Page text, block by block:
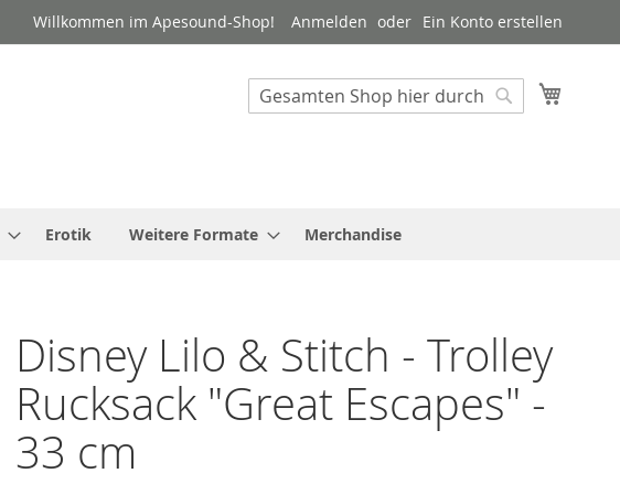
Willkommen im Apesound-Shop! Anmelden Ein Konto erstellen
Suche
Erotik Weitere Formate Merchandise
Disney Lilo & Stitch - Trolley
Rucksack "Great Escapes" -
33 cm